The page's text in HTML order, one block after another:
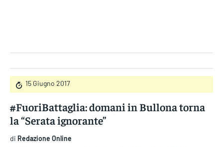
15 Giugno 2017
#FuoriBattaglia: domani in Bullona torna
la “Serata ignorante”
di Redazione Online